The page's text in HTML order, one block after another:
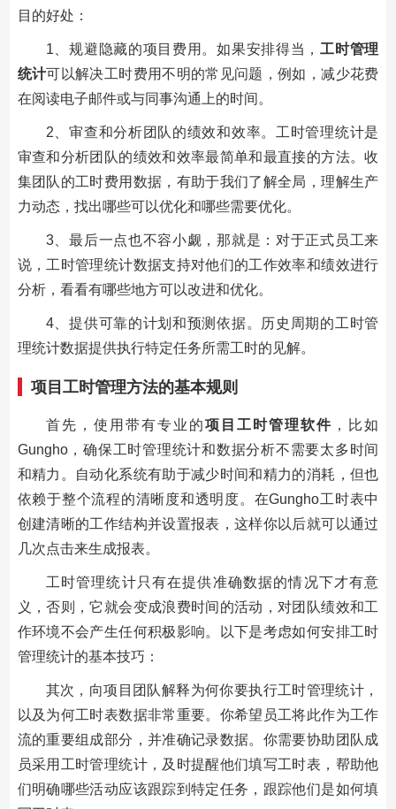
目的好处：
1、规避隐藏的项目费用。如果安排得当，工时管理
统计可以解决工时费用不明的常见问题，例如，减少花费
在阅读电子邮件或与同事沟通上的时间。
2、审查和分析团队的绩效和效率。工时管理统计是
审查和分析团队的绩效和效率最简单和最直接的方法。收
集团队的工时费用数据，有助于我们了解全局，理解生产
力动态，找出哪些可以优化和哪些需要优化。
3、最后一点也不容小觑，那就是：对于正式员工来
说，工时管理统计数据支持对他们的工作效率和绩效进行
分析，看看有哪些地方可以改进和优化。
4、提供可靠的计划和预测依据。历史周期的工时管
理统计数据提供执行特定任务所需工时的见解。
项目工时管理方法的基本规则
首先，使用带有专业的项目工时管理软件 ，比如
Gungho，确保工时管理统计和数据分析不需要太多时间
和精力。自动化系统有助于减少时间和精力的消耗，但也
依赖于整个流程的清晰度和透明度。在Gungho工时表中
创建清晰的工作结构并设置报表，这样你以后就可以通过
几次点击来生成报表。
工时管理统计只有在提供准确数据的情况下才有意
义，否则，它就会变成浪费时间的活动，对团队绩效和工
作环境不会产生任何积极影响。以下是考虑如何安排工时
管理统计的基本技巧：
其次，向项目团队解释为何你要执行工时管理统计，
以及为何工时表数据非常重要。你希望员工将此作为工作
流的重要组成部分，并准确记录数据。你需要协助团队成
员采用工时管理统计，及时提醒他们填写工时表，帮助他
们明确哪些活动应该跟踪到特定任务，跟踪他们是如何填